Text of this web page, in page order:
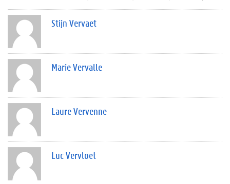
Stijn Vervaet
Marie Vervalle
Laure Vervenne
Luc Vervloet